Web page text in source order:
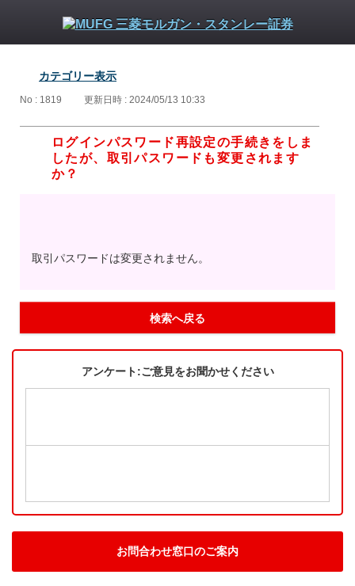
カテゴリー表示
No : 1819 更新日時 : 2024/05/13 10:33
ログインパスワード再設定の手続きをしま
したが、取引パスワードも変更されます
か？
取引パスワードは変更されません。
検索へ戻る
アンケート:ご意見をお聞かせください
お問合わせ窓口のご案内